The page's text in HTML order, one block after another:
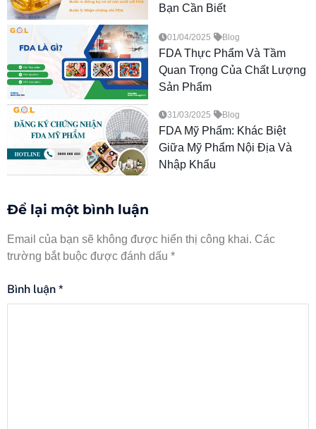
Bạn Cần Biết
01/04/2025 Blog
FDA Thực Phẩm Và Tầm
Quan Trọng Của Chất Lượng
Sản Phẩm
31/03/2025 Blog
FDA Mỹ Phẩm: Khác Biệt
Giữa Mỹ Phẩm Nội Địa Và
Nhập Khẩu
Để lại một bình luận
Email của bạn sẽ không được hiển thị công khai. Các
trường bắt buộc được đánh dấu *
Bình luận *